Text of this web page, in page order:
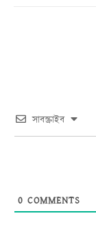
সাবস্ক্রাইব
0 COMMENTS